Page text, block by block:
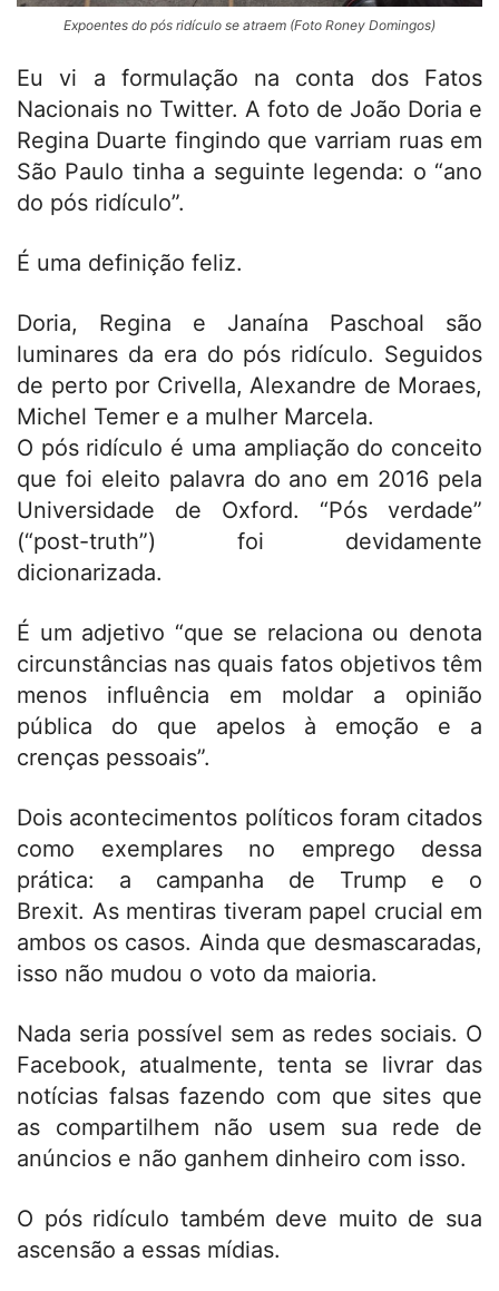
Expoentes do pós ridículo se atraem (Foto Roney Domingos)
Eu vi a formulação na conta dos Fatos
Nacionais no Twitter. A foto de João Doria e
Regina Duarte fingindo que varriam ruas em
São Paulo tinha a seguinte legenda: o “ano
do pós ridículo”.
É uma definição feliz.
Doria, Regina e Janaína Paschoal são
luminares da era do pós ridículo. Seguidos
de perto por Crivella, Alexandre de Moraes,
Michel Temer e a mulher Marcela.
O pós ridículo é uma ampliação do conceito
que foi eleito palavra do ano em 2016 pela
Universidade de Oxford. “Pós verdade”
(“post-truth”) foi devidamente
dicionarizada.
É um adjetivo “que se relaciona ou denota
circunstâncias nas quais fatos objetivos têm
menos influência em moldar a opinião
pública do que apelos à emoção e a
crenças pessoais”.
Dois acontecimentos políticos foram citados
como exemplares no emprego dessa
prática: a campanha de Trump e o
Brexit. As mentiras tiveram papel crucial em
ambos os casos. Ainda que desmascaradas,
isso não mudou o voto da maioria.
Nada seria possível sem as redes sociais. O
Facebook, atualmente, tenta se livrar das
notícias falsas fazendo com que sites que
as compartilhem não usem sua rede de
anúncios e não ganhem dinheiro com isso.
O pós ridículo também deve muito de sua
ascensão a essas mídias.